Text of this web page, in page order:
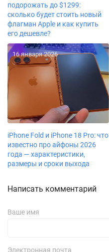
подорожать до $1299:
сколько будет стоить новый
флагман Apple и как купить
его дешевле?
16 января 2026
iPhone Fold и iPhone 18 Pro: что
известно про айфоны 2026
года — характеристики,
размеры и сроки выхода
Написать комментарий
Ваше имя
Электронная почта